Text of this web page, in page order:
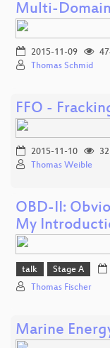
Multi-
2015-11-09
Thomas Schmid
FFO -
2015-11-10
Thomas Weible
OBD-II:
My
talk Stage A
Thomas Fischer
Marine